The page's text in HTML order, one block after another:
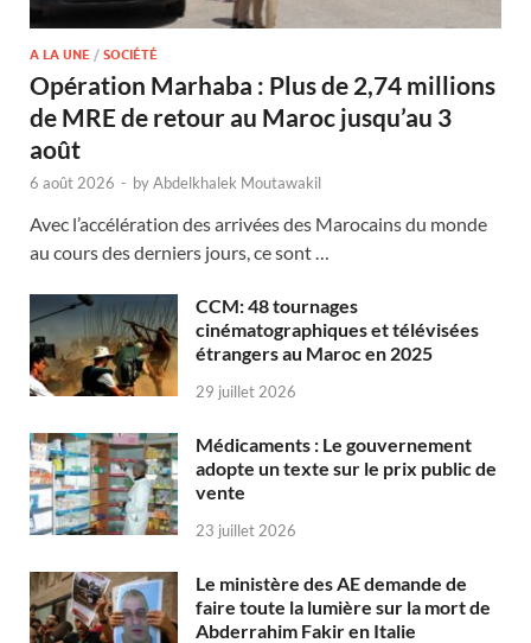
A LA UNE / SOCIÉTÉ
Opération Marhaba : Plus de 2,74 millions
de MRE de retour au Maroc jusqu’au 3
août
6 août 2026 - byAbdelkhalek Moutawakil
Avec l’accélération des arrivées des Marocains du monde
au cours des derniers jours, ce sont …
CCM: 48 tournages
cinématographiques et télévisées
étrangers au Maroc en 2025
29 juillet 2026
Médicaments : Le gouvernement
adopte un texte sur le prix public de
vente
23 juillet 2026
Le ministère des AE demande de
faire toute la lumière sur la mort de
Abderrahim Fakir en Italie